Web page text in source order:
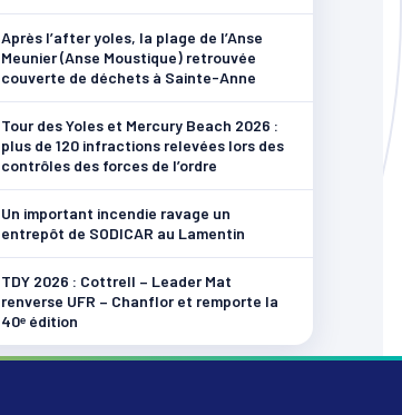
Après l’after yoles, la plage de l’Anse
Meunier (Anse Moustique) retrouvée
couverte de déchets à Sainte-Anne
Tour des Yoles et Mercury Beach 2026 :
plus de 120 infractions relevées lors des
contrôles des forces de l’ordre
Un important incendie ravage un
entrepôt de SODICAR au Lamentin
TDY 2026 : Cottrell – Leader Mat
renverse UFR – Chanflor et remporte la
40ᵉ édition